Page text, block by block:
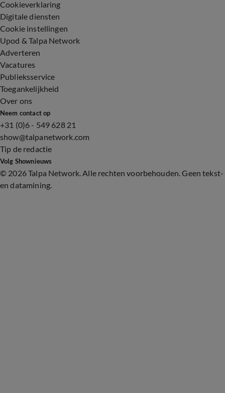
Cookieverklaring
Digitale diensten
Cookie instellingen
Upod & Talpa Network
Adverteren
Vacatures
Publieksservice
Toegankelijkheid
Over ons
Neem contact op
+31 (0)6 - 549 628 21
show@talpanetwork.com
Tip de redactie
Volg Shownieuws
© 2026 Talpa Network. Alle rechten voorbehouden. Geen tekst-
en datamining.